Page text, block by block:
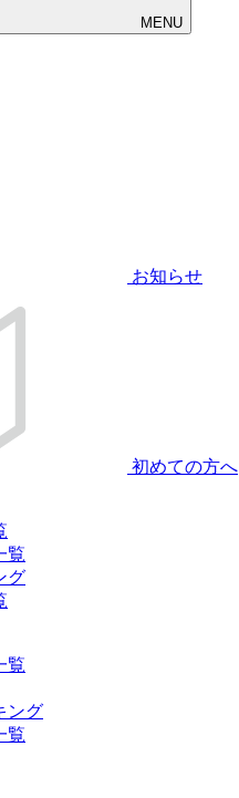
MENU
お知らせ
初めての方へ
覧
グ
覧
ング
覧